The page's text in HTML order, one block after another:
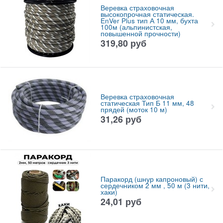
Веревка страховочная
высокопрочная статическая.
EnVer Plus тип А 10 мм, бухта
100м (альпинистская,
повышенной прочности)
319,80 руб
Веревка страховочная
статическая Тип Б 11 мм, 48
прядей (моток 10 м)
31,26 руб
Паракорд (шнур капроновый) с
сердечником 2 мм , 50 м (3 нити,
хаки)
24,01 руб